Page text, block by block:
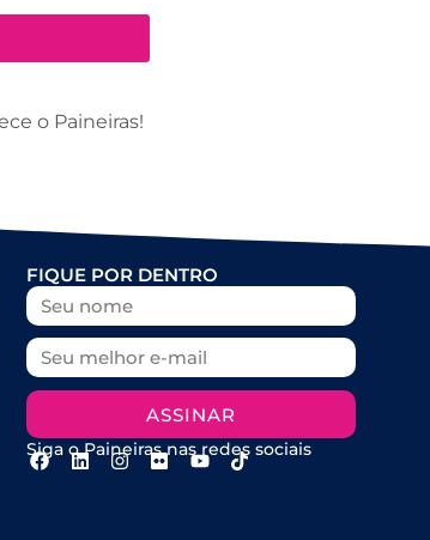
o Paineiras!
FIQUE POR DENTRO
ASSINAR
Siga o Paineiras nas redes sociais